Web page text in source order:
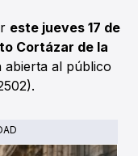
este jueves 17 de
Cortázar de la
abierta al público